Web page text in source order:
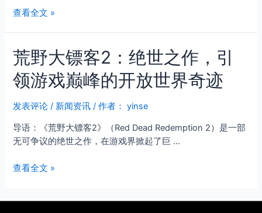
西
世
界
大
镖
2
荒
镖
客
2
上
式
辅
官
盘
查看全文 »
荒野大镖客2：绝世之作，引
领游戏巅峰的开放世界奇迹
发表评论 / 新闻资讯 / 作者： yinse
导语：《荒野大镖客2》（Red Dead Redemption 2）是一部
无可争议的绝世之作，在游戏界掀起了巨 …
荒
查看全文 »